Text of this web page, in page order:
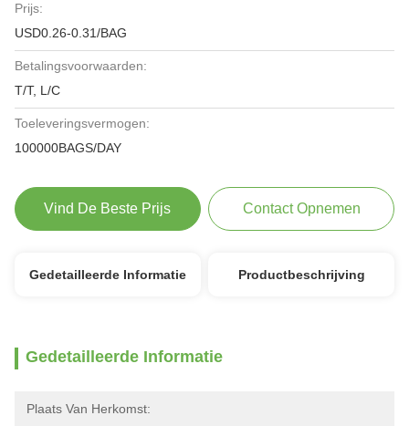
Prijs:
USD0.26-0.31/BAG
Betalingsvoorwaarden:
T/T, L/C
Toeleveringsvermogen:
100000BAGS/DAY
Vind De Beste Prijs Contact Opnemen
Gedetailleerde Informatie Productbeschrijving
Gedetailleerde Informatie
Plaats Van Herkomst: